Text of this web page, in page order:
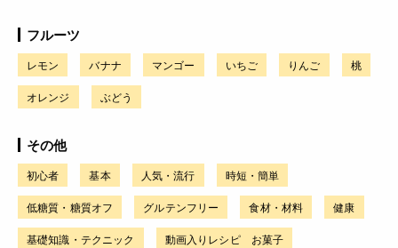
フルーツ
レモン バナナ マンゴー いちご りんご 桃
オレンジ ぶどう
その他
初心者 基本 人気・流行 時短・簡単
低糖質・糖質オフ グルテンフリー 食材・材料 健康
基礎知識・テクニック 動画入りレシピ お菓子